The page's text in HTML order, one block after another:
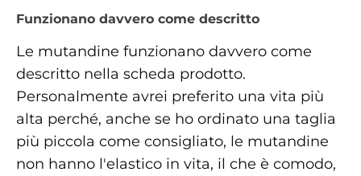
Recensione con valutazione di 5 su 5 stelle
Funzionano davvero come descritto
Le mutandine funzionano davvero come
descritto nella scheda prodotto.
Personalmente avrei preferito una vita più
alta perché, anche se ho ordinato una taglia
più piccola come consigliato, le mutandine
non hanno l'elastico in vita, il che è comodo,